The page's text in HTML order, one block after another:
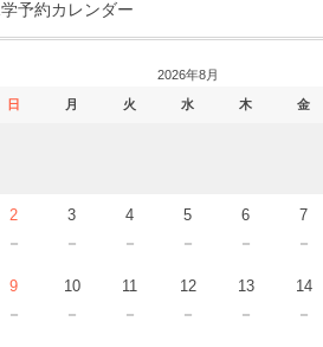
予約カレンダー
2026年8月
日 月 火 水 木 金
2
－
3
－
4
－
5
－
6
－
7
－
9
－
10
－
11
－
12
－
13
－
14
－